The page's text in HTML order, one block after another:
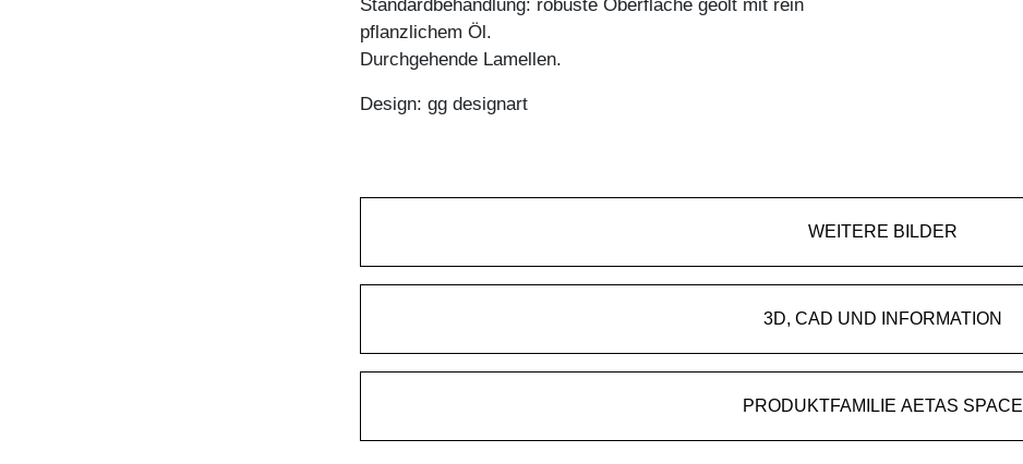
Standardbehandlung: robuste Oberfläche geölt mit rein
pflanzlichem Öl.
Durchgehende Lamellen.
Design: gg designart
WEITERE BILDER
3D, CAD UND INFORMATION
PRODUKTFAMILIE AETAS SPACE